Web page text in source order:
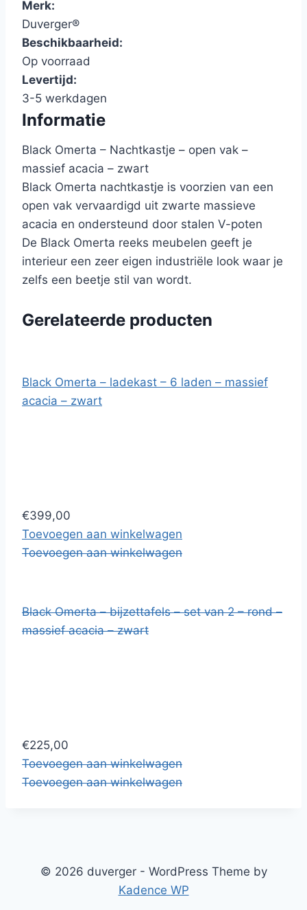
Merk:
Duverger®
Beschikbaarheid:
Op voorraad
Levertijd:
3-5 werkdagen
Informatie
Black Omerta – Nachtkastje – open vak –
massief acacia – zwart
Black Omerta nachtkastje is voorzien van een
open vak vervaardigd uit zwarte massieve
acacia en ondersteund door stalen V-poten
De Black Omerta reeks meubelen geeft je
interieur een zeer eigen industriële look waar je
zelfs een beetje stil van wordt.
Gerelateerde producten
Black Omerta – ladekast – 6 laden – massief
acacia – zwart
€399,00
Toevoegen aan winkelwagen
Toevoegen aan winkelwagen
Black Omerta – bijzettafels – set van 2 – rond –
massief acacia – zwart
€225,00
Toevoegen aan winkelwagen
Toevoegen aan winkelwagen
© 2026 duverger - WordPress Theme by
Kadence WP